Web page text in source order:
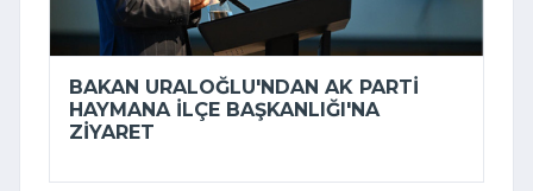
BAKAN URALOĞLU'NDAN AK PARTI
HAYMANA İLÇE BAŞKANLIĞI'NA
ZIYARET